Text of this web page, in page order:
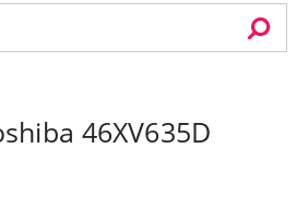
46XV635D